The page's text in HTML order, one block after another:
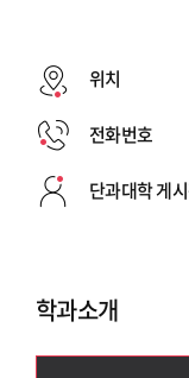
위치
전화번호
단과대학 게
학과소개